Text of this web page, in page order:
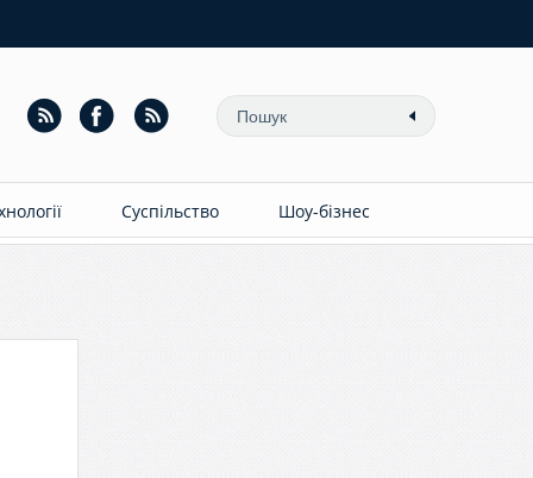
Суспільство Шоу-бізнес